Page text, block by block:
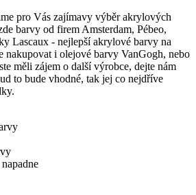
pro Vás zajímavy výběr akrylových
barvy od firem Amsterdam, Pébeo,
Lascaux - nejlepší akrylové barvy na
nakupovat i olejové barvy VanGogh, nebo
měli zájem o další výrobce, dejte nám
to bude vhodné, tak jej co nejdříve